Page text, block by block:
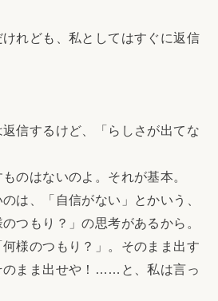
れども、私としてはすぐに返信
信するけど、「らしさが出てな
のはないのよ。それが基本。
は、「自信がない」とかいう、
つもり？」の思考があるから。
様のつもり？」。そのまま出す
のまま出せや！……と、私は言っ